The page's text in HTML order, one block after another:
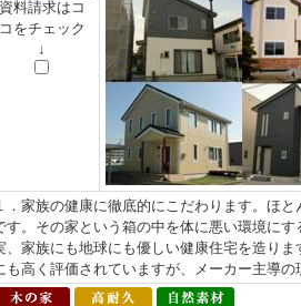
資料請求はコ
コをチェック
↓
．家族の健康に徹底的にこだわります。ほ
す。その家という箱の中を体に悪い環境に
、家族にも地球にも優しい健康住宅を造り
も高く評価されていますが、メーカー主導